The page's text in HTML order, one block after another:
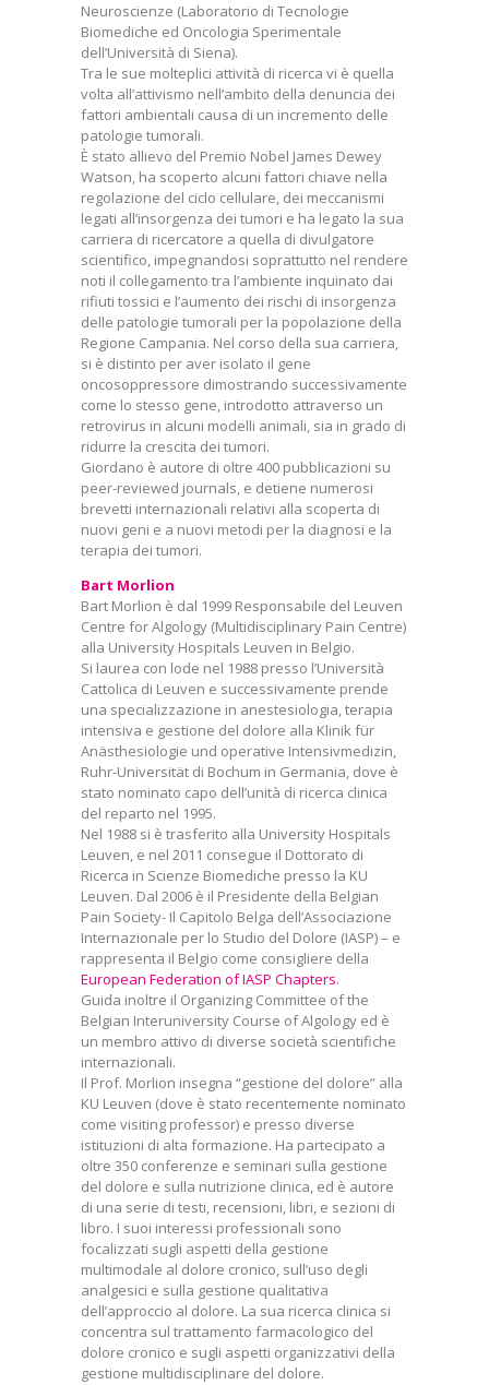
Neuroscienze (Laboratorio di Tecnologie
Biomediche ed Oncologia Sperimentale
dell’Università di Siena).
Tra le sue molteplici attività di ricerca vi è quella
volta all’attivismo nell’ambito della denuncia dei
fattori ambientali causa di un incremento delle
patologie tumorali.
È stato allievo del Premio Nobel James Dewey
Watson, ha scoperto alcuni fattori chiave nella
regolazione del ciclo cellulare, dei meccanismi
legati all’insorgenza dei tumori e ha legato la sua
carriera di ricercatore a quella di divulgatore
scientifico, impegnandosi soprattutto nel rendere
noti il collegamento tra l’ambiente inquinato dai
rifiuti tossici e l’aumento dei rischi di insorgenza
delle patologie tumorali per la popolazione della
Regione Campania. Nel corso della sua carriera,
si è distinto per aver isolato il gene
oncosoppressore dimostrando successivamente
come lo stesso gene, introdotto attraverso un
retrovirus in alcuni modelli animali, sia in grado di
ridurre la crescita dei tumori.
Giordano è autore di oltre 400 pubblicazioni su
peer-reviewed journals, e detiene numerosi
brevetti internazionali relativi alla scoperta di
nuovi geni e a nuovi metodi per la diagnosi e la
terapia dei tumori.
Bart Morlion
Bart Morlion è dal 1999 Responsabile del Leuven
Centre for Algology (Multidisciplinary Pain Centre)
alla University Hospitals Leuven in Belgio.
Si laurea con lode nel 1988 presso l’Università
Cattolica di Leuven e successivamente prende
una specializzazione in anestesiologia, terapia
intensiva e gestione del dolore alla Klinik für
Anästhesiologie und operative Intensivmedizin,
Ruhr-Universität di Bochum in Germania, dove è
stato nominato capo dell’unità di ricerca clinica
del reparto nel 1995.
Nel 1988 si è trasferito alla University Hospitals
Leuven, e nel 2011 consegue il Dottorato di
Ricerca in Scienze Biomediche presso la KU
Leuven. Dal 2006 è il Presidente della Belgian
Pain Society- Il Capitolo Belga dell’Associazione
Internazionale per lo Studio del Dolore (IASP) – e
rappresenta il Belgio come consigliere della
European Federation of IASP Chapters.
Guida inoltre il Organizing Committee of the
Belgian Interuniversity Course of Algology ed è
un membro attivo di diverse società scientifiche
internazionali.
Il Prof. Morlion insegna “gestione del dolore” alla
KU Leuven (dove è stato recentemente nominato
come visiting professor) e presso diverse
istituzioni di alta formazione. Ha partecipato a
oltre 350 conferenze e seminari sulla gestione
del dolore e sulla nutrizione clinica, ed è autore
di una serie di testi, recensioni, libri, e sezioni di
libro. I suoi interessi professionali sono
focalizzati sugli aspetti della gestione
multimodale al dolore cronico, sull’uso degli
analgesici e sulla gestione qualitativa
dell’approccio al dolore. La sua ricerca clinica si
concentra sul trattamento farmacologico del
dolore cronico e sugli aspetti organizzativi della
gestione multidisciplinare del dolore.